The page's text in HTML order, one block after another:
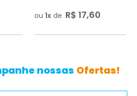
ou 1 de R$ 17,60
nossas Ofertas!